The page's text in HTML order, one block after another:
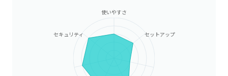
使いやすさ
セットアップ
セキュリティ